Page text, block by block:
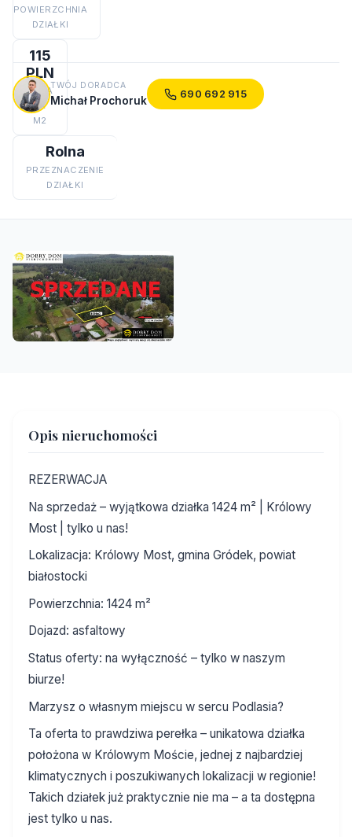
POWIERZCHNIA
DZIAŁKI
115
PLN
CENA
ZA
M2
Rolna
PRZEZNACZENIE
DZIAŁKI
TWÓJ DORADCA
Michał Prochoruk 690 692 915
Opis nieruchomości
REZERWACJA
Na sprzedaż – wyjątkowa działka 1424 m² | Królowy
Most | tylko u nas!
Lokalizacja: Królowy Most, gmina Gródek, powiat
białostocki
Powierzchnia: 1424 m²
Dojazd: asfaltowy
Status oferty: na wyłączność – tylko w naszym
biurze!
Marzysz o własnym miejscu w sercu Podlasia?
Ta oferta to prawdziwa perełka – unikatowa działka
położona w Królowym Moście, jednej z najbardziej
klimatycznych i poszukiwanych lokalizacji w regionie!
Takich działek już praktycznie nie ma – a ta dostępna
jest tylko u nas.